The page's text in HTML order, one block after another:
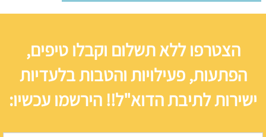
הצטרפו ללא תשלום וקבלו טיפים,
הפתעות, פעילויות והטבות בלעדיות
ישירות לתיבת הדוא"ל!! הירשמו עכשיו: